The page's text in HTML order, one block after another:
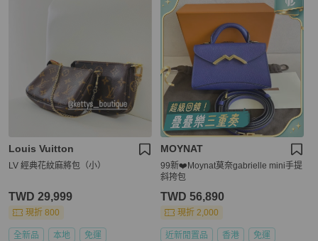
Louis Vuitton
LV 經典花紋麻將包（小）
TWD 29,999
現折 800
全新品 本地 免運
MOYNAT
99新❤️Moynat莫奈gabrielle mini手提
斜挎包
TWD 56,890
現折 2,000
近新閒置品 香港 免運